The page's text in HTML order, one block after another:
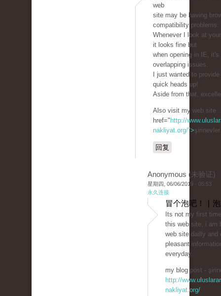
web
site may be having
compatibility problems.
Whenever I look at
it looks fine but
when opening in IE, it's
overlapping issues.
I just wanted to
quick heads up!
Aside from that,
Also visit my web site
href=" http://
nakliyat.org/">
回复
Anonymous (未验证)
星期四, 06/06/2019 - 05:53
永久连接
冒个泡吧！ |
Its not my first
this web site, i am
web site dailly and
pleasant
everyday.
my blog post -
http://
nakliyat.org/